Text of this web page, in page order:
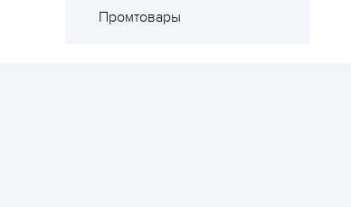
Промтовары